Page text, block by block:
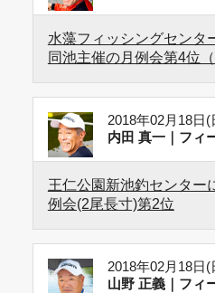
水藻フィッシングセンタ
同池主催の月例会第4位（
2018年02月18日(
内田 真一｜フィ
王仁公園新池釣センター
例会(2尾長寸)第2位
2018年02月18日(
山野 正義｜フィ